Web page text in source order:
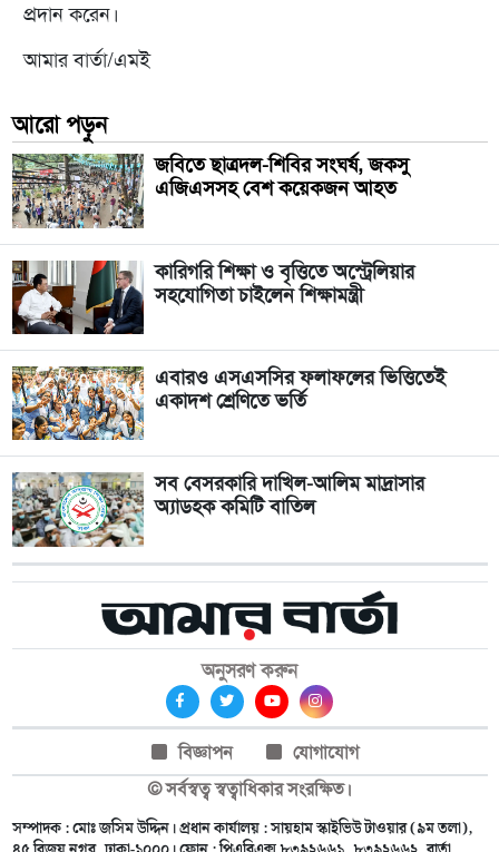
প্রদান করেন।
আমার বার্তা/এমই
আরো পড়ুন
জবিতে ছাত্রদল-শিবির সংঘর্ষ, জকসু
এজিএসসহ বেশ কয়েকজন আহত
কারিগরি শিক্ষা ও বৃত্তিতে অস্ট্রেলিয়ার
সহযোগিতা চাইলেন শিক্ষামন্ত্রী
এবারও এসএসসির ফলাফলের ভিত্তিতেই
একাদশ শ্রেণিতে ভর্তি
সব বেসরকারি দাখিল-আলিম মাদ্রাসার
অ্যাডহক কমিটি বাতিল
অনুসরণ করুন
বিজ্ঞাপন
যোগাযোগ
© সর্বস্বত্ব স্বত্বাধিকার সংরক্ষিত।
সম্পাদক : মোঃ জসিম উদ্দিন। প্রধান কার্যালয় : সায়হাম স্কাইভিউ টাওয়ার (৯ম তলা),